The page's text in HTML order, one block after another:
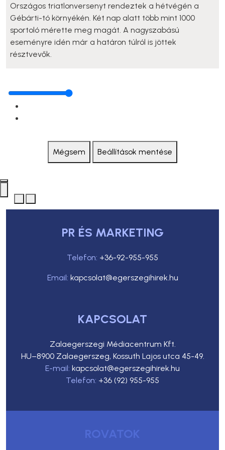
Országos triatlonversenyt rendeztek a hétvégén a
Gébárti-tó környékén. Két nap alatt több mint 1000
sportoló mérette meg magát. A nagyszabású
eseményre idén már a határon túlról is jöttek
résztvevők.
Mégsem Beállítások mentése
PR ÉS MARKETING
Telefon: +36-92-955-955
Email: kapcsolat@egerszegihirek.hu
KAPCSOLAT
Zalaegerszegi Médiacentrum Kft.
HU–8900 Zalaegerszeg, Kossuth Lajos utca 45-49.
E-mail: kapcsolat@egerszegihirek.hu
Telefon: +36 (92) 955-955
ROVATOK